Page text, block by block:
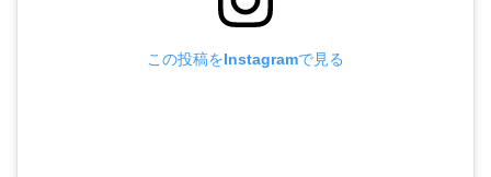
この投稿をInstagramで見る